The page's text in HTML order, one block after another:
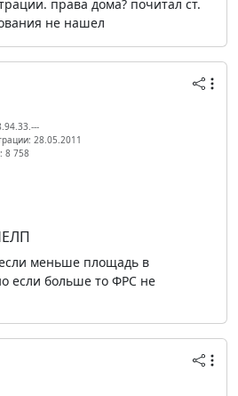
права дома? почитал ст.
не нашел
28.05.2011
8 758
меньше площадь в
если больше то ФРС не